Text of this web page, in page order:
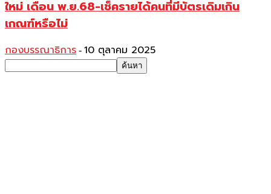
ใหม่ เดือน พ.ย.68-เช็ครายได้คนที่มีบัตรเดิมเกิน
เกณฑ์หรือไม่
กองบรรณาธิการ - 10 ตุลาคม 2025